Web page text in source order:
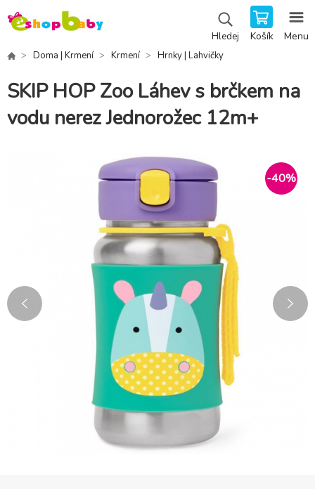
Hledej Košík Menu
Doma | Krmení Krmení Hrnky | Lahvičky
SKIP HOP Zoo Láhev s brčkem na
vodu nerez Jednorožec 12m+
-40%